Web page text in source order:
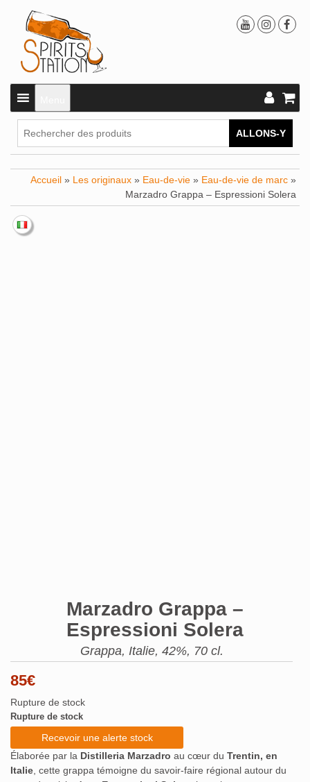
ALLONS-Y
Accueil » Les originaux » Eau-de-vie » Eau-de-vie de marc »
Marzadro Grappa – Espressioni Solera
Marzadro Grappa –
Espressioni Solera
Grappa, Italie, 42%, 70 cl.
85€
Rupture de stock
Rupture de stock
Recevoir une alerte stock
Élaborée par la Distilleria Marzadro au cœur du Trentin, en
Italie , cette grappa témoigne du savoir-faire régional autour du